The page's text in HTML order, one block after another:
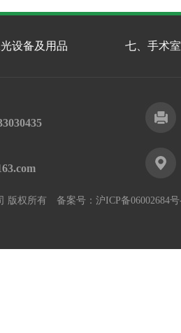
设备及用品 七、手术
版权所有 备案号： 沪ICP备06002684